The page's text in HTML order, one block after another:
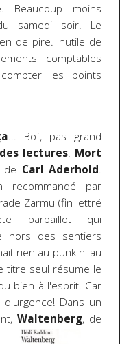
Beaucoup moins
samedi soir. Le
de pire. Inutile de
comptables
les points
... Bof, pas grand
des lectures. Mort
de Carl Aderhold.
recommandé par
Zarmu (fin lettré
parpaillot qui
hors des sentiers
rien au punk ni au
titre seul résume le
bien à l'esprit. Car
Dans un
Waltenberg, de